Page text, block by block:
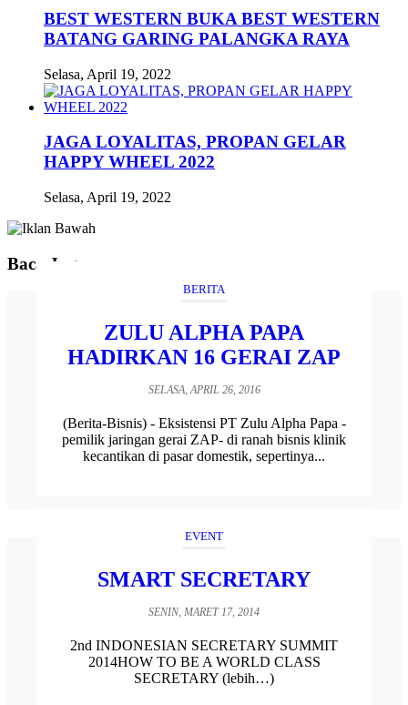
BEST WESTERN BUKA BEST WESTERN
BATANG GARING PALANGKA RAYA
Selasa, April 19, 2022
JAGA LOYALITAS, PROPAN GELAR
HAPPY WHEEL 2022
Selasa, April 19, 2022
Baca Juga
BERITA
ZULU ALPHA PAPA
HADIRKAN 16 GERAI ZAP
SELASA, APRIL 26, 2016
(Berita-Bisnis) - Eksistensi PT Zulu Alpha Papa -
pemilik jaringan gerai ZAP- di ranah bisnis klinik
kecantikan di pasar domestik, sepertinya...
EVENT
SMART SECRETARY
SENIN, MARET 17, 2014
2nd INDONESIAN SECRETARY SUMMIT
2014HOW TO BE A WORLD CLASS
SECRETARY (lebih…)